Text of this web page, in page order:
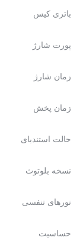
باتری کیس
پورت شارژ
زمان شارژ
زمان پخش
حالت استندبای
نسخه بلوتوث
نورهای تنفسی
حساسیت